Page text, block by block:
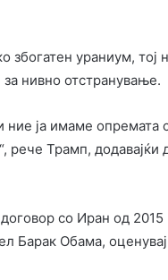
збогатен ураниум, тој
нивно отстранување.
ја имаме опремата
Трамп, додавајќи
со Иран од 2015
Барак Обама,